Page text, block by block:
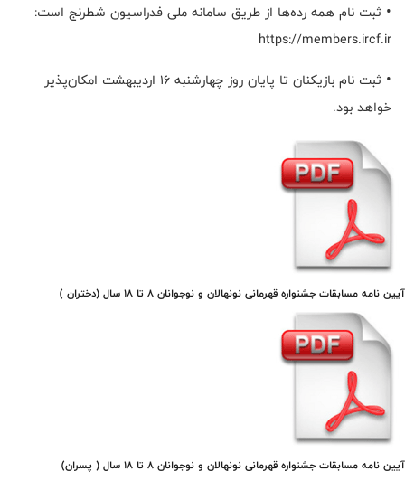
• ثبت نام همه رده‌ها از طریق سامانه ملی فدراسیون شطرنج است:
https://members.ircf.ir
• ثبت نام بازیکنان تا پایان روز چهارشنبه 16 اردیبهشت امکان‌پذیر
خواهد بود.
آیین ‌نامه مسابقات جشنواره قهرمانی نونهالان و نوجوانان ۸ تا ۱۸ سال (دختران )
آیین ‌نامه مسابقات جشنواره قهرمانی نونهالان و نوجوانان ۸ تا ۱۸ سال ( پسران)